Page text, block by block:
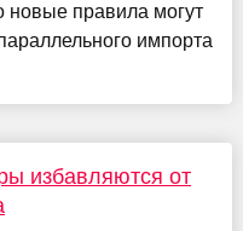
новые правила могут
импорта
избавляются от